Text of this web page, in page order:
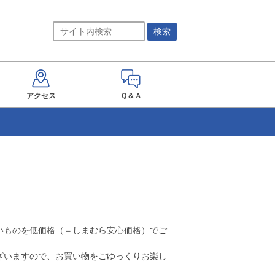
アクセス Ｑ＆Ａ
のを低価格（＝しまむら安心価格）でご
ますので、お買い物をごゆっくりお楽し